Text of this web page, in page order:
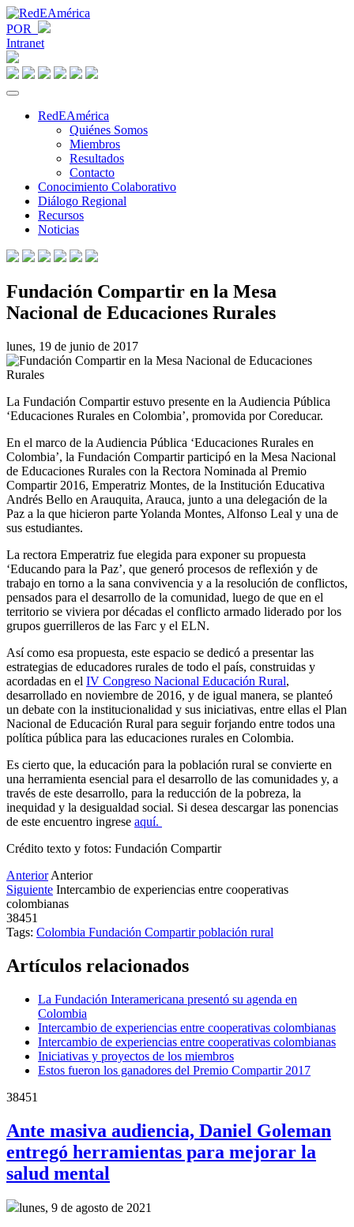
POR
Intranet
RedEAmérica
Quiénes Somos
Miembros
Resultados
Contacto
Conocimiento Colaborativo
Diálogo Regional
Recursos
Noticias
Fundación Compartir en la Mesa
Nacional de Educaciones Rurales
lunes, 19 de junio de 2017
La Fundación Compartir estuvo presente en la Audiencia Pública
‘Educaciones Rurales en Colombia’, promovida por Coreducar.
En el marco de la Audiencia Pública ‘Educaciones Rurales en
Colombia’, la Fundación Compartir participó en la Mesa Nacional
de Educaciones Rurales con la Rectora Nominada al Premio
Compartir 2016, Emperatriz Montes, de la Institución Educativa
Andrés Bello en Arauquita, Arauca, junto a una delegación de la
Paz a la que hicieron parte Yolanda Montes, Alfonso Leal y una de
sus estudiantes.
La rectora Emperatriz fue elegida para exponer su propuesta
‘Educando para la Paz’, que generó procesos de reflexión y de
trabajo en torno a la sana convivencia y a la resolución de conflictos,
pensados para el desarrollo de la comunidad, luego de que en el
territorio se viviera por décadas el conflicto armado liderado por los
grupos guerrilleros de las Farc y el ELN.
Así como esa propuesta, este espacio se dedicó a presentar las
estrategias de educadores rurales de todo el país, construidas y
acordadas en el IV Congreso Nacional Educación Rural,
desarrollado en noviembre de 2016, y de igual manera, se planteó
un debate con la institucionalidad y sus iniciativas, entre ellas el Plan
Nacional de Educación Rural para seguir forjando entre todos una
política pública para las educaciones rurales en Colombia.
Es cierto que, la educación para la población rural se convierte en
una herramienta esencial para el desarrollo de las comunidades y, a
través de este desarrollo, para la reducción de la pobreza, la
inequidad y la desigualdad social. Si desea descargar las ponencias
de este encuentro ingrese aquí.
Crédito texto y fotos: Fundación Compartir
Anterior Anterior
Siguiente Intercambio de experiencias entre cooperativas
colombianas
38451
Tags: Colombia Fundación Compartirpoblación rural
Artículos relacionados
La Fundación Interamericana presentó su agenda en
Colombia
Intercambio de experiencias entre cooperativas colombianas
Intercambio de experiencias entre cooperativas colombianas
Iniciativas y proyectos de los miembros
Estos fueron los ganadores del Premio Compartir 2017
38451
Ante masiva audiencia, Daniel Goleman
entregó herramientas para mejorar la
salud mental
lunes, 9 de agosto de 2021